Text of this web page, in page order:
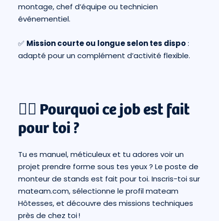
montage, chef d’équipe ou technicien
événementiel.
✅ Mission courte ou longue selon tes dispo:
adapté pour un complément d’activité flexible.
👉🏼 Pourquoi ce job est fait
pour toi ?
Tu es manuel, méticuleux et tu adores voir un
projet prendre forme sous tes yeux ? Le poste de
monteur de stands est fait pour toi. Inscris-toi sur
mateam.com, sélectionne le profil mateam
Hôtesses, et découvre des missions techniques
près de chez toi !